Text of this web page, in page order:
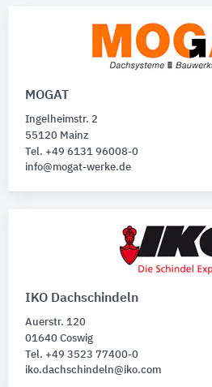
MOGAT
Ingelheimstr. 2
55120 Mainz
Tel. +49 6131 96008-0
info@mogat-werke.de
IKO Dachschindeln
Auerstr. 120
01640 Coswig
Tel. +49 3523 77400-0
iko.dachschindeln@iko.com